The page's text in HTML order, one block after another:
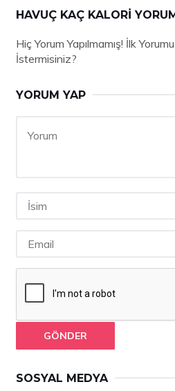
HAVUÇ KAÇ KALORI
Hiç Yorum Yapılmamış! İlk
İstermisiniz?
YORUM YAP
GÖNDER
SOSYAL MEDYA